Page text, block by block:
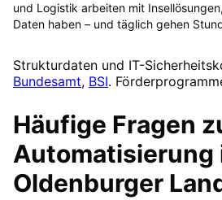
und Logistik arbeiten mit
Daten haben – und täglich gehen
Strukturdaten und IT-
Bundesamt, BSI.
Häufige Fragen
Automatisierung
Oldenburger